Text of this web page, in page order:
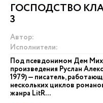
ГОСПОДСТВО
3
Автор:
Исполнители:
Под псевдонимом Дем
произведения Руслан
1979) — писатель,
нескольких циклов
жанра LitR...